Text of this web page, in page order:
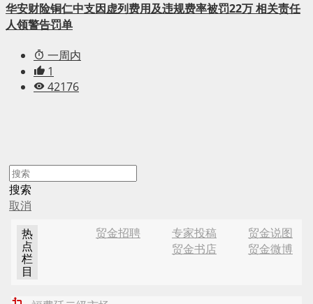
华安财险铜仁中支因虚列费用及违规费率被罚22万 相关责任
人领警告罚单
一周内
1
42176
搜索
取消
热
点
栏
目
贸金说图
专家投稿
贸金招聘
贸金微博
贸金书店